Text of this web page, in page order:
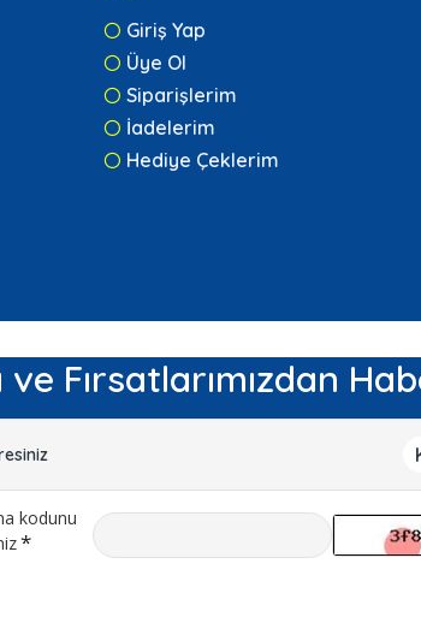
Giriş Yap
Üye Ol
Siparişlerim
İadelerim
Hediye Çeklerim
Fırsatlarımızdan
kodunu